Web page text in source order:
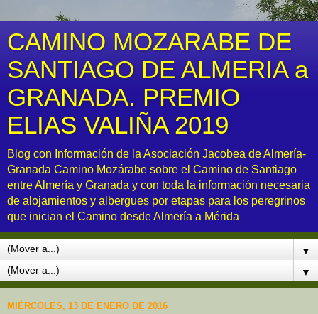
CAMINO MOZARABE DE
SANTIAGO DE ALMERIA a
GRANADA. PREMIO
ELIAS VALIÑA 2019
Blog con Información de la Asociación Jacobea de Almería-
Granada Camino Mozárabe sobre el Camino de Santiago
entre Almería y Granada y con toda la información necesaria
de alojamientos y albergues por etapas para los peregrinos
que inician el Camino desde Almería a Mérida
▼
▼
MIÉRCOLES, 13 DE ENERO DE 2016